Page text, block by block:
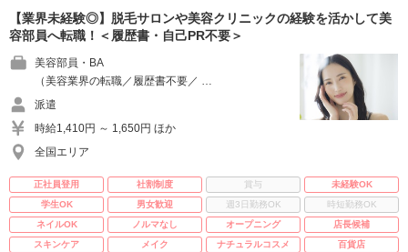
【業界未経験◎】脱毛サロンや美容クリニックの経験を活かして美
容部員へ転職！＜履歴書・自己PR不要＞
美容部員・BA
（美容業界の転職／履歴書不要／ …
派遣
時給1,410円 ～ 1,650円 ほか
全国エリア
正社員登用 社割制度 賞与
未経験OK
学生OK
男女歓迎 週3日勤務OK
時短勤務OK
ネイルOK
ノルマなし オープニング
店長候補
スキンケア
メイク ナチュラルコスメ 百貨店